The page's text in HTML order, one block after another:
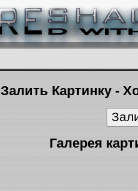
Залить Картинку -
Галерея